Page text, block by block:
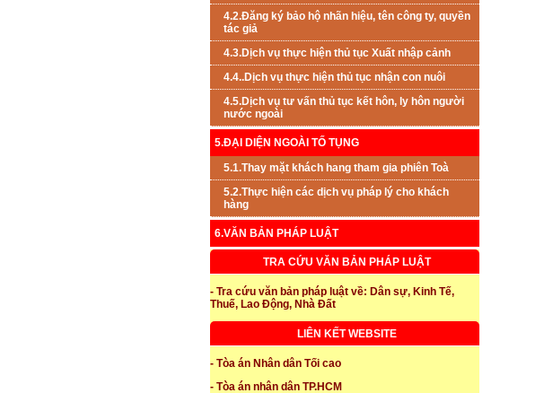
4.2.Đăng ký bảo hộ nhãn hiệu, tên công ty, quyền
tác giả
4.3.Dịch vụ thực hiện thủ tục Xuất nhập cảnh
4.4..Dịch vụ thực hiện thủ tục nhận con nuôi
4.5.Dịch vụ tư vấn thủ tục kết hôn, ly hôn người
nước ngoài
5.ĐẠI DIỆN NGOÀI TỐ TỤNG
5.1.Thay mặt khách hang tham gia phiên Toà
5.2.Thực hiện các dịch vụ pháp lý cho khách
hàng
6.VĂN BẢN PHÁP LUẬT
TRA CỨU VĂN BẢN PHÁP LUẬT
- Tra cứu văn bản pháp luật về: Dân sự, Kinh Tế,
Thuế, Lao Động, Nhà Đất
LIÊN KẾT WEBSITE
- Tòa án Nhân dân Tối cao
- Tòa án nhân dân TP.HCM